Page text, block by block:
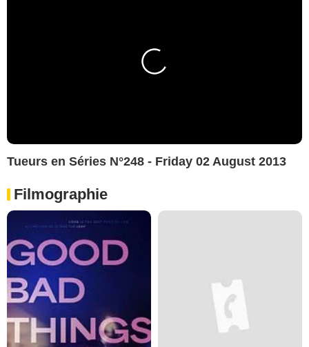
Tueurs en Séries N°248 - Friday 02 August 2013
Filmographie